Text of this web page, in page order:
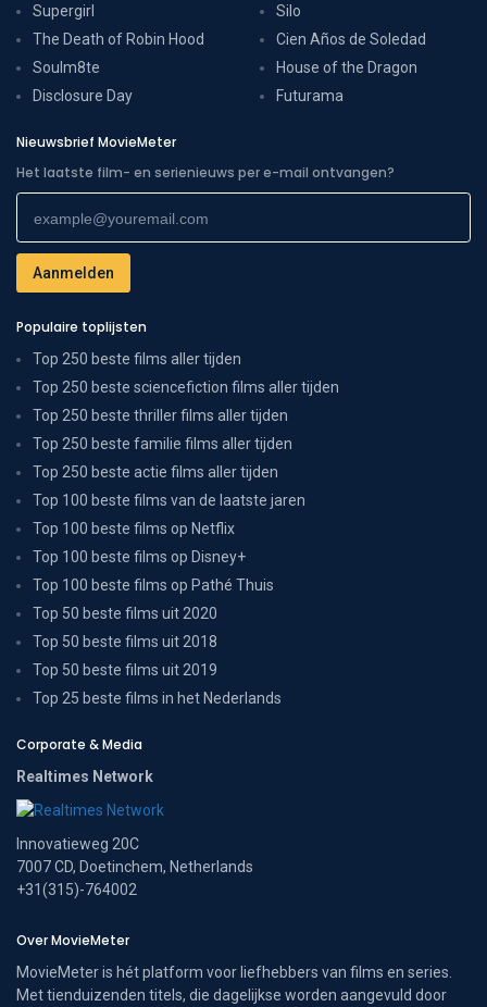
Supergirl
The Death of Robin Hood
Soulm8te
Disclosure Day
Silo
Cien Años de Soledad
House of the Dragon
Futurama
Nieuwsbrief MovieMeter
Het laatste film- en serienieuws per e-mail ontvangen?
Populaire toplijsten
Top 250 beste films aller tijden
Top 250 beste sciencefiction films aller tijden
Top 250 beste thriller films aller tijden
Top 250 beste familie films aller tijden
Top 250 beste actie films aller tijden
Top 100 beste films van de laatste jaren
Top 100 beste films op Netflix
Top 100 beste films op Disney+
Top 100 beste films op Pathé Thuis
Top 50 beste films uit 2020
Top 50 beste films uit 2018
Top 50 beste films uit 2019
Top 25 beste films in het Nederlands
Corporate & Media
Realtimes Network
Innovatieweg 20C
7007 CD, Doetinchem, Netherlands
+31(315)-764002
Over MovieMeter
MovieMeter is hét platform voor liefhebbers van films en series.
Met tienduizenden titels, die dagelijkse worden aangevuld door